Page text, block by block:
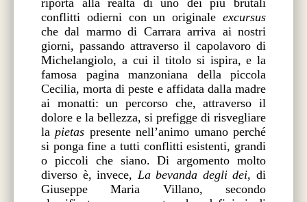
conflitti odierni con un originale excursus
che dal marmo di Carrara arriva ai nostri
giorni, passando attraverso il capolavoro di
Michelangiolo, a cui il titolo si ispira, e la
famosa pagina manzoniana della piccola
Cecilia, morta di peste e affidata dalla madre
ai monatti: un percorso che, attraverso il
dolore e la bellezza, si prefigge di risvegliare
la pietas presente nell’animo umano perché
si ponga fine a tutti conflitti esistenti, grandi
o piccoli che siano. Di argomento molto
diverso è, invece, La bevanda degli dei, di
Giuseppe Maria Villano, secondo